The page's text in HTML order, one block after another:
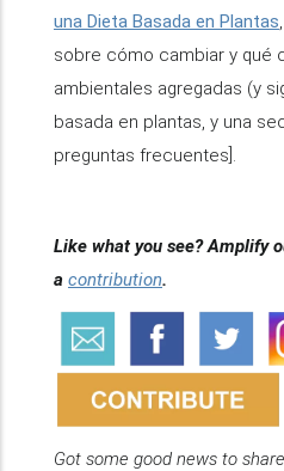
una Dieta Basada en Plantas
sobre cómo cambiar y qué
ambientales agregadas (y
basada en plantas, y una
preguntas frecuentes].
Like what you see? Amplify
a contribution.
Got some good news to